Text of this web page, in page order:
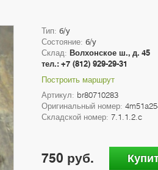
Тип: б/у
Состояние: б/у
Склад: Волхонское ш., д. 45
тел.: +7 (812) 929-29-31
Построить маршрут
Артикул: br80710283
Оригинальный номер:
Складской номер: 7.1.1.2.c
750 руб.